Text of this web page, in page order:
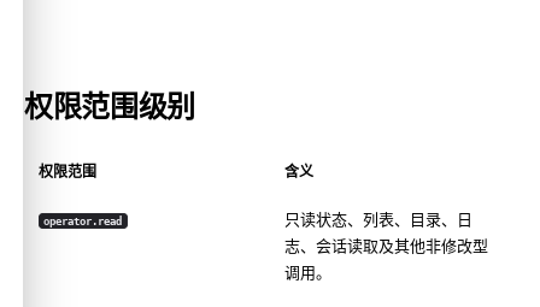
权限范围级别
权限范围 含义
operator.read
只读状态、列表、目录、日
志、会话读取及其他非修改型
调用。